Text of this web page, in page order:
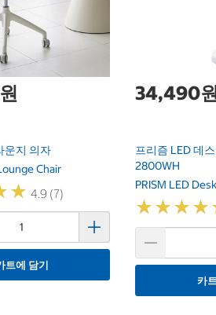
운지 의자
Chair
★
★ 4.9 (7)
트에 담기
34,490
프리즘 LED 데
2800WH
PRISM LED
★★★★
★★★★
카